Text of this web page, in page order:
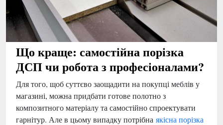
Що краще: самостійна порізка
ДСП чи робота з професіоналами?
Для того, щоб суттєво заощадити на покупці меблів у
магазині, можна придбати готове полотно з
композитного матеріалу та самостійно спроектувати
гарнітур. Але в цьому випадку потрібна якісна порізка